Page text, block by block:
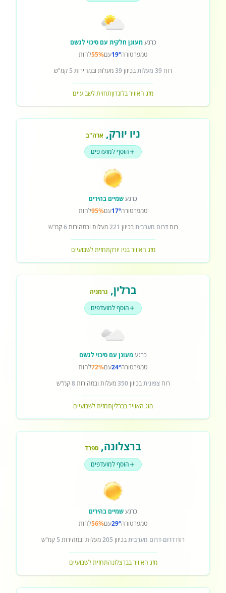
כרגעמעונן חלקית עם סיכוי לגשם
טמפרטורה19°עם55%לחות
רוח 39 מעלות בכיוון39מעלות ובמהירות 5 קמ"ש
מזג האוויר בלונדוןתחזית לשבועיים
ניו יורק, ארה"ב
הוסף למועדפים
כרגעשמיים בהירים
טמפרטורה17°עם95%לחות
רוחדרום מערביתבכיוון 221מעלות ובמהירות6קמ"ש
מזג האוויר בניו יורקתחזית לשבועיים
ברלין, גרמניה
הוסף למועדפים
כרגעמעונן עם סיכוי לגשם
טמפרטורה24°עם72%לחות
רוחצפוניתבכיוון350מעלות ובמהירות8קמ"ש
מזג האוויר בברליןתחזית לשבועיים
ברצלונה, ספרד
הוסף למועדפים
כרגעשמיים בהירים
טמפרטורה29°עם56%לחות
רוח דרום-דרום מערביתבכיוון 205מעלות ובמהירות 5 קמ"ש
מזג האוויר בברצלונהתחזית לשבועיים